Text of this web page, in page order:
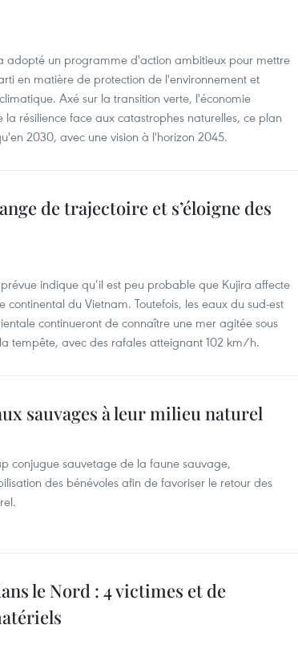
adopté un programme d'action ambitieux pour mettre
en matière de protection de l'environnement et
Axé sur la transition verte, l'économie
résilience face aux catastrophes naturelles, ce plan
2030, avec une vision à l'horizon 2045.
de trajectoire et s’éloigne des
indique qu’il est peu probable que Kujira affecte
continental du Vietnam. Toutefois, les eaux du sud-est
continueront de connaître une mer agitée sous
tempête, avec des rafales atteignant 102 km/h.
sauvages à leur milieu naturel
conjugue sauvetage de la faune sauvage,
des bénévoles afin de favoriser le retour des
le Nord : 4 victimes et de